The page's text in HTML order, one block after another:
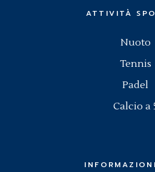
ATTIVITÀ
Nuoto
Tennis
Padel
Calcio a